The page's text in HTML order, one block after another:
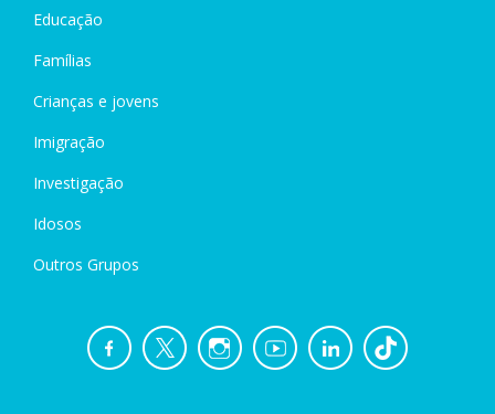
Educação
Famílias
Crianças e jovens
Imigração
Investigação
Idosos
Outros Grupos